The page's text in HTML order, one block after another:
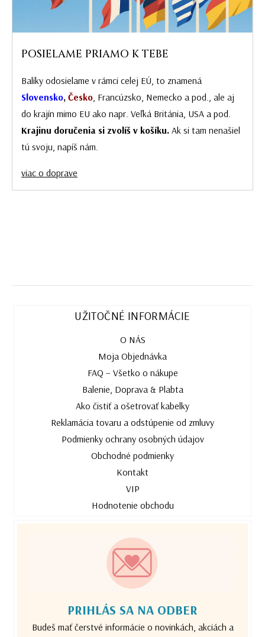
POSIELAME PRIAMO K TEBE
Balíky odosielame v rámci celej EÚ, to znamená
Slovensko, Česko, Francúzsko, Nemecko a pod., ale aj
do krajín mimo EU ako napr. Veľká Británia, USA a pod.
Krajinu doručenia si zvolíš v košíku. Ak si tam nenašiel
tú svoju, napíš nám.
viac o doprave
UŽITOČNÉ INFORMÁCIE
O NÁS
Moja Objednávka
FAQ – Všetko o nákupe
Balenie, Doprava & Plabta
Ako čistiť a ošetrovať kabelky
Reklamácia tovaru a odstúpenie od zmluvy
Podmienky ochrany osobných údajov
Obchodné podmienky
Kontakt
VIP
Hodnotenie obchodu
PRIHLÁS SA NA ODBER
Budeš mať čerstvé informácie o novinkách, akciách a